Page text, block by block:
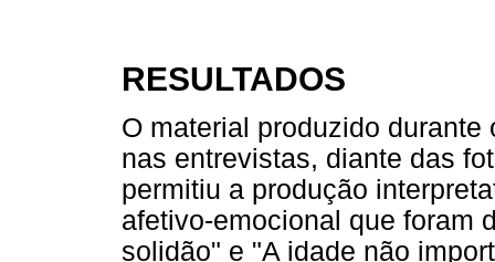
RESULTADOS
O material produzido
nas entrevistas, diante das
permitiu a produção
afetivo-emocional que foram
solidão" e "A idade não